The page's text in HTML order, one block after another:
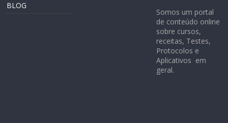
BLOG
Somos um portal
de conteúdo online
sobre cursos,
receitas, Testes,
Protocolos e
Aplicativos em
geral.